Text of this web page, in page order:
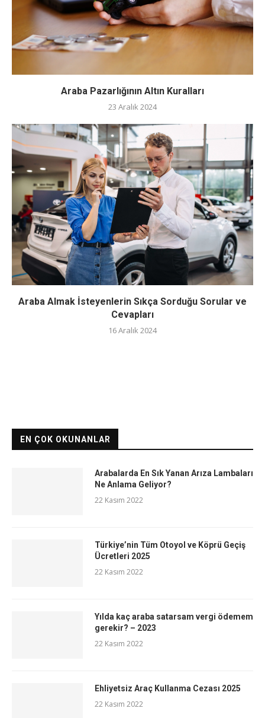
Araba Pazarlığının Altın Kuralları
23 Aralık 2024
Araba Almak İsteyenlerin Sıkça Sorduğu Sorular ve
Cevapları
16 Aralık 2024
EN ÇOK OKUNANLAR
Arabalarda En Sık Yanan Arıza Lambaları
Ne Anlama Geliyor?
22 Kasım 2022
Türkiye’nin Tüm Otoyol ve Köprü Geçiş
Ücretleri 2025
22 Kasım 2022
Yılda kaç araba satarsam vergi ödemem
gerekir? – 2023
22 Kasım 2022
Ehliyetsiz Araç Kullanma Cezası 2025
22 Kasım 2022